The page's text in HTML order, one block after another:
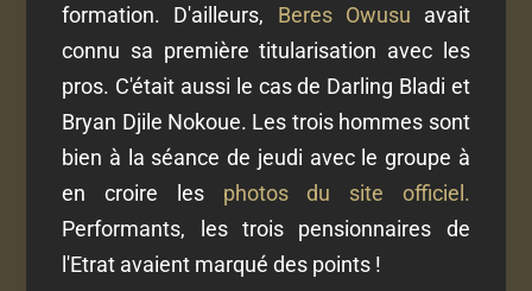
formation. D'ailleurs, Beres Owusu avait
connu sa première titularisation avec les
pros. C'était aussi le cas de Darling Bladi et
Bryan Djile Nokoue. Les trois hommes sont
bien à la séance de jeudi avec le groupe à
en croire lesphotos du site officiel.
Performants, les trois pensionnaires de
l'Etrat avaient marqué des points !